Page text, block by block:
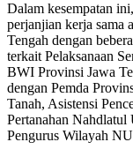
Dalam kesempatan
perjanjian kerja sama
Tengah dengan
terkait Pelaksanaan
BWI Provinsi Jawa
dengan Pemda
Tanah, Asistensi
Pertanahan
Pengurus Wilayah